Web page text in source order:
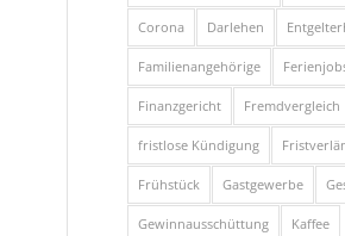
Corona Darlehen
Familienangehörige
Finanzgericht Fremdvergleich
fristlose Kündigung
Frühstück Gastgewerbe
Gewinnausschüttung Kaffee